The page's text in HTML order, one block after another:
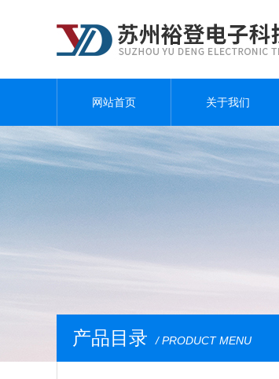
网站首页 关于我们
产品目录 / PRODUCT MENU